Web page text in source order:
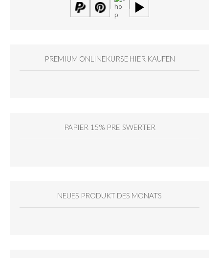
PREMIUM ONLINEKURSE HIER KAUFEN
PAPIER 15% PREISWERTER
NEUES PRODUKT DES MONATS